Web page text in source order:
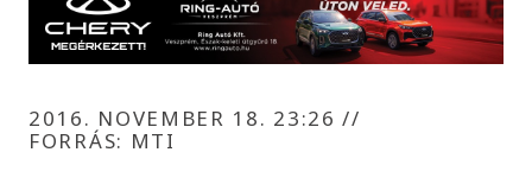
2016. NOVEMBER 18. 23:26//
FORRÁS: MTI